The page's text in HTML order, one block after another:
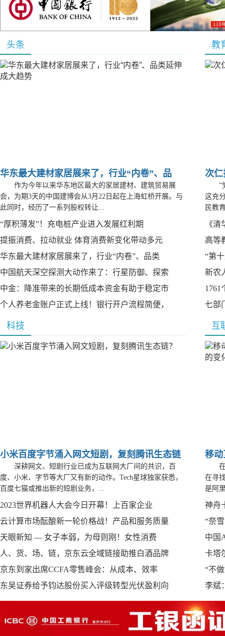
头条
华东最大建材家居展来了，行业“内卷”、品
作为今年以来华东地区最大的家居建材、建筑贸易展
会，为期3天的中国建博会从3月22日起在上海虹桥开展。与
此同时，经历了一系列股权转让...
“厚积薄发”！充电桩产业进入发展红利期
提振消费、拉动就业 体育消费新变化带动多元
华东最大建材家居展来了，行业“内卷”、品类
中国航天深空探测大动作来了：行星防御、探索
中金：降准带来的长期低成本资金有助于稳定市
个人养老金账户正式上线！银行开户流程简便，
教
次仁
“
这充
民教
《
高等
“第
新农
1761
七部
科技
小米百度字节涌入网文短剧，复刻腾讯生态链
深耕网文、短剧行业已成为互联网大厂间的共识，百
度、小米、字节等大厂又有新的动作。Tech星球独家获悉，
百度七猫或推出新的短剧业务，...
2023世界机器人大会今日开幕！上百家企业
云计算市场酝酿新一轮价格战！产品和服务质量
天眼新知 — 女子本弱，为母则刚！女性消费
人、货、场、链，京东云全域链接助推白酒品牌
京东到家出席CCFA零售峰会：从成本、效率
东吴证券给予钧达股份买入评级转型光伏盈利向
互
移动
在寻
是阿
神舟
“奈
中国
卡塔
“不
李斌